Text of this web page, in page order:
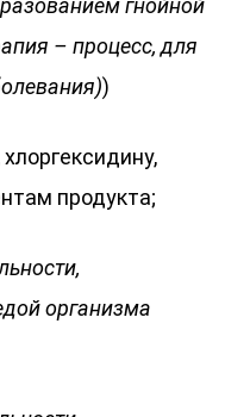
гнойной
– процесс, для
)
продукта;
организма